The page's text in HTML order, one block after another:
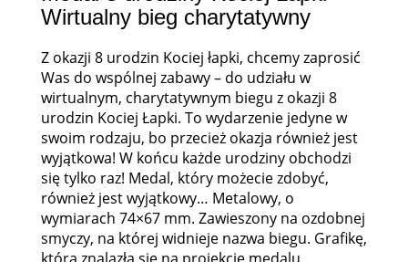
Wirtualny bieg charytatywny
Z okazji 8 urodzin Kociej łapki, chcemy zaprosić
Was do wspólnej zabawy – do udziału w
wirtualnym, charytatywnym biegu z okazji 8
urodzin Kociej Łapki. To wydarzenie jedyne w
swoim rodzaju, bo przecież okazja również jest
wyjątkowa! W końcu każde urodziny obchodzi
się tylko raz! Medal, który możecie zdobyć,
również jest wyjątkowy… Metalowy, o
wymiarach 74×67 mm. Zawieszony na ozdobnej
smyczy, na której widnieje nazwa biegu. Grafikę,